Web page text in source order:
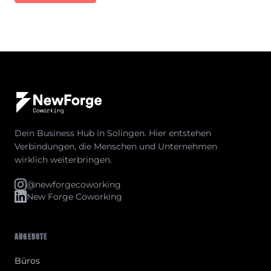
Dein Business Hub in Solingen. Hier entstehen
Verbindungen, die Menschen und Unternehmen
wirklich weiterbringen.
@newforgecoworking
New Forge Coworking
ANGEBOTE
Büros